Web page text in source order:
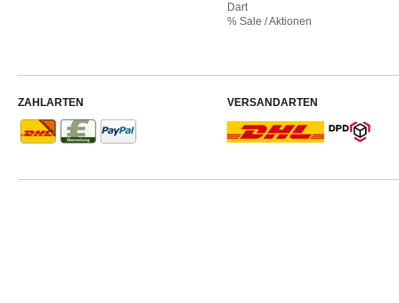
Dart
% Sale / Aktionen
ZAHLARTEN VERSANDARTEN